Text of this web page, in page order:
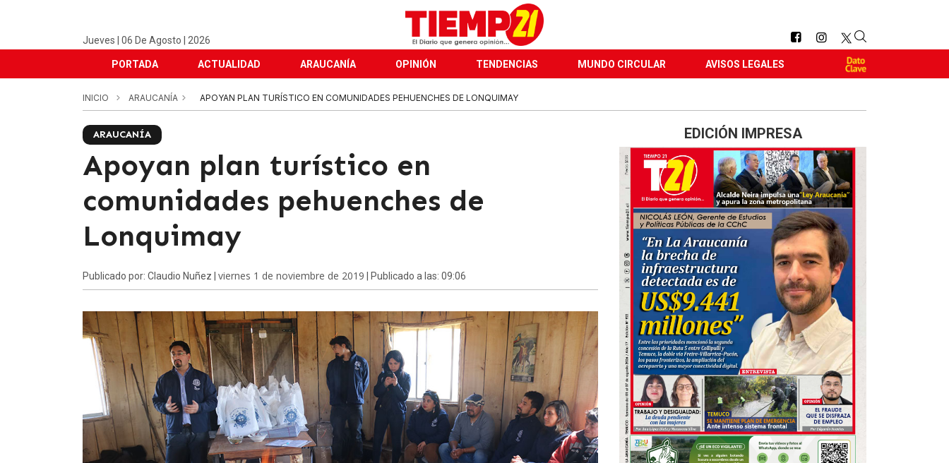
Jueves | 06 De Agosto | 2026
PORTADA ACTUALIDAD ARAUCANÍA OPINIÓN TENDENCIAS MUNDO CIRCULAR AVISOS LEGALES
INICIO ARAUCANÍA APOYAN PLAN TURÍSTICO EN COMUNIDADES PEHUENCHES DE LONQUIMAY
ARAUCANÍA
Apoyan plan turístico en
comunidades pehuenches de
Lonquimay
Publicado por: Claudio Nuñez | viernes 1 de noviembre de 2019 | Publicado a las: 09:06
EDICIÓN IMPRESA